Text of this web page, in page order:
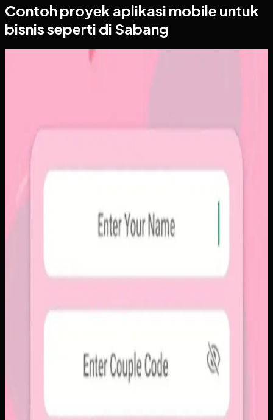
Contoh proyek aplikasi mobile untuk
bisnis seperti di Sabang
Sebelumnya
Platform sosial umum sering membuat momen personal
tenggelam di antara konten publik, iklan, dan tekanan
untuk selalu tampil sempurna. Pengguna membutuhkan
Kami membangun aplikasi mobile dengan alur berbagi yang
ringkas, notifikasi cepat, dan arsip momen yang tersusun
rapi. Sistemnya dirancang untuk percakapan visual yang
lebih personal tanpa membawa beban feed publik.